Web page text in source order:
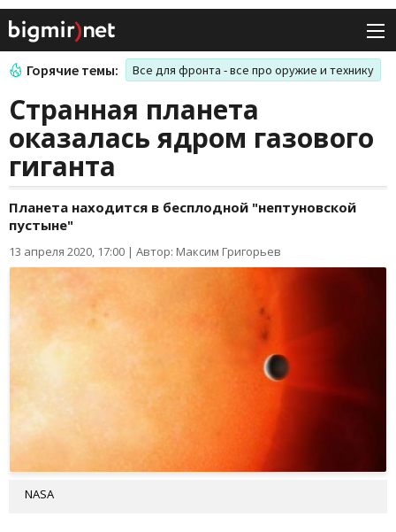
Горячие темы: Все для фронта - все про оружие и технику
Странная планета
оказалась ядром газового
гиганта
Планета находится в бесплодной "нептуновской
пустыне"
13 апреля 2020, 17:00 | Автор: Максим Григорьев
NASA